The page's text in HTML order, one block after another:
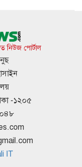
আমল
জ্বালানি তেলের
৭ জন নিহত
নিউজ পোর্টাল
-১২০৫
IT